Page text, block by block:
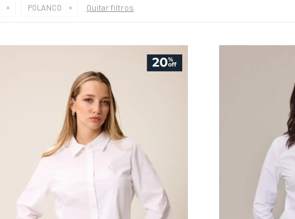
POLANCO Quitar filtros